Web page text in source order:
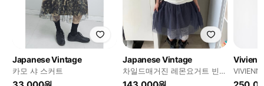
Japanese Vintage
카모 샤 스커트
Japanese Vintage
차일드매거진 레몬요거트 빈티
지 코디셋세트 카모메산장 미